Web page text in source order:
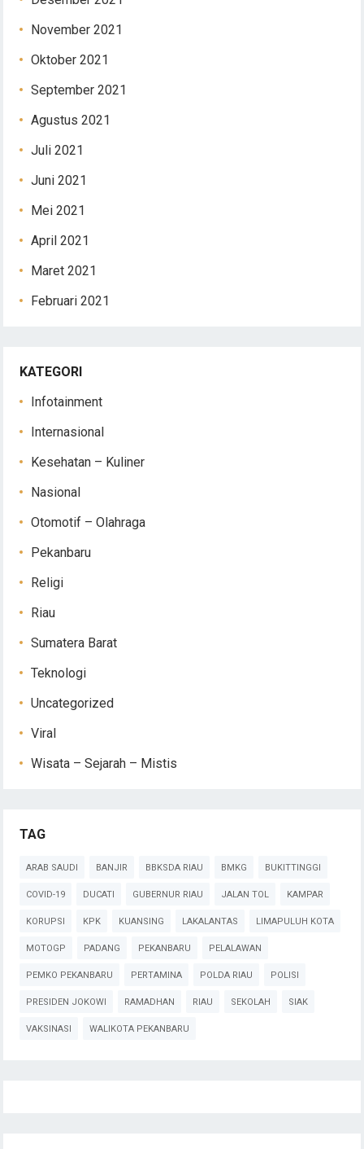
November 2021
Oktober 2021
September 2021
Agustus 2021
Juli 2021
Juni 2021
Mei 2021
April 2021
Maret 2021
Februari 2021
KATEGORI
Infotainment
Internasional
Kesehatan – Kuliner
Nasional
Otomotif – Olahraga
Pekanbaru
Religi
Riau
Sumatera Barat
Teknologi
Uncategorized
Viral
Wisata – Sejarah – Mistis
TAG
ARAB SAUDI BANJIR BBKSDA RIAU BMKG BUKITTINGGI
COVID-19 DUCATI GUBERNUR RIAU JALAN TOL KAMPAR
KORUPSI KPK KUANSING LAKALANTAS LIMAPULUH KOTA
MOTOGP PADANG PEKANBARU PELALAWAN
PEMKO PEKANBARU PERTAMINA POLDA RIAU POLISI
PRESIDEN JOKOWI RAMADHAN RIAU SEKOLAH SIAK
VAKSINASI WALIKOTA PEKANBARU